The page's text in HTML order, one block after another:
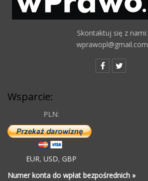
Skontaktuj się z nami:
wprawopl@gmail.com
Wsparcie:
PLN:
EUR, USD, GBP
Numer konta do wpłat bezpośrednich »